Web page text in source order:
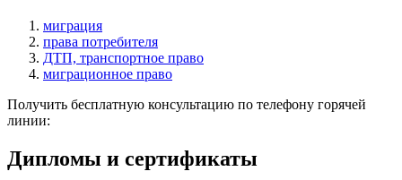
миграция
права потребителя
ДТП, транспортное право
миграционное право
Получить бесплатную консультацию по телефону горячей
линии:
Дипломы и сертификаты